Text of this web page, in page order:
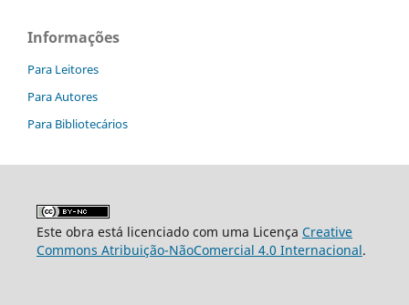
Informações
Para Leitores
Para Autores
Para Bibliotecários
Este obra está licenciado com uma Licença Creative
Commons Atribuição-NãoComercial 4.0 Internacional.